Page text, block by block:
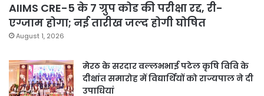
AIIMS CRE-5 के 7 ग्रुप कोड की परीक्षा रद्द, री-
एग्जाम होगा; नई तारीख जल्द होगी घोषित
August 1, 2026
मेरठ के सरदार वल्लभभाई पटेल कृषि विवि के
दीक्षांत समारोह में विद्यार्थियों को राज्यपाल ने दी
उपाधियां